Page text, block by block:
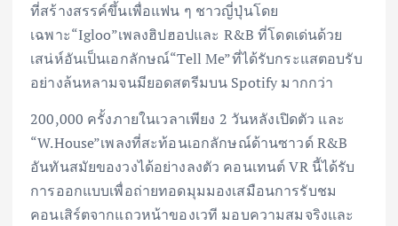
ที่สร้างสรรค์ขึ้นเพื่อแฟน ๆ ชาวญี่ปุ่นโดย
เฉพาะ“Igloo”เพลงฮิปฮอปและ R&B ที่โดดเด่นด้วย
เสน่ห์อันเป็นเอกลักษณ์“Tell Me”ที่ได้รับกระแสตอบรับ
อย่างล้นหลามจนมียอดสตรีมบน Spotify มากกว่า
200,000 ครั้งภายในเวลาเพียง 2 วันหลังเปิดตัว และ
“W.House”เพลงที่สะท้อนเอกลักษณ์ด้านซาวด์ R&B
อันทันสมัยของวงได้อย่างลงตัว คอนเทนต์ VR นี้ได้รับ
การออกแบบเพื่อถ่ายทอดมุมมองเสมือนการรับชม
คอนเสิร์ตจากแถวหน้าของเวที มอบความสมจริงและ